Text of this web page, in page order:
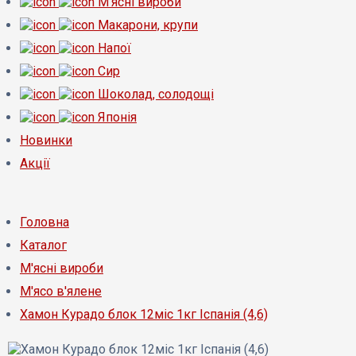
Макарони, крупи
Напої
Сир
Шоколад, солодощі
Японія
Новинки
Акції
Головна
Каталог
М'ясні вироби
М'ясо в'ялене
Хамон Курадо блок 12міс 1кг Іспанія (4,6)